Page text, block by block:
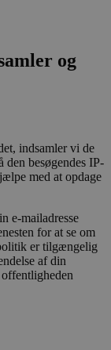
og
indsamler vi de
den besøgendes IP-
med at opdage
e-mailadresse
for at se om
er tilgængelig
af din